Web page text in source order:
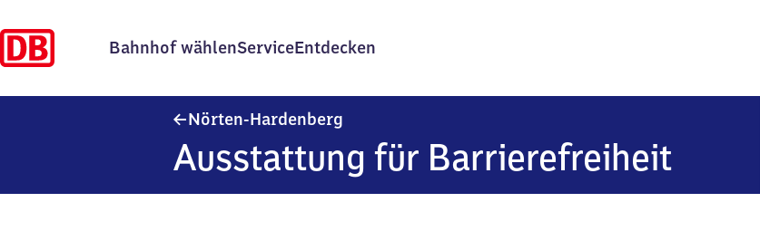
Bahnhof wählenServiceEntdecken
Nörten-Hardenberg
Ausstattung für Barrierefreiheit